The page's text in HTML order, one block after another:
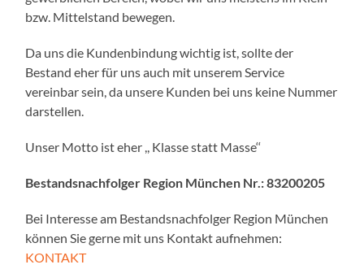
bzw. Mittelstand bewegen.
Da uns die Kundenbindung wichtig ist, sollte der
Bestand eher für uns auch mit unserem Service
vereinbar sein, da unsere Kunden bei uns keine Nummer
darstellen.
Unser Motto ist eher ,, Klasse statt Masse‘‘
Bestandsnachfolger Region München Nr.:83200205
Bei Interesse am Bestandsnachfolger Region München
können Sie gerne mit uns Kontakt aufnehmen:
KONTAKT